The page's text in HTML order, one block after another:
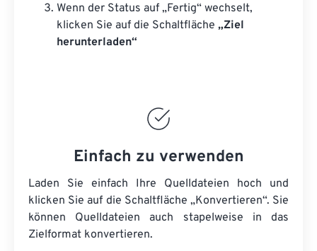
Wenn der Status auf „Fertig“ wechselt,
klicken Sie auf die Schaltfläche „Ziel
herunterladen“
Einfach zu verwenden
Laden Sie einfach Ihre Quelldateien hoch und
klicken Sie auf die Schaltfläche „Konvertieren“. Sie
können Quelldateien auch stapelweise in das
Zielformat konvertieren.